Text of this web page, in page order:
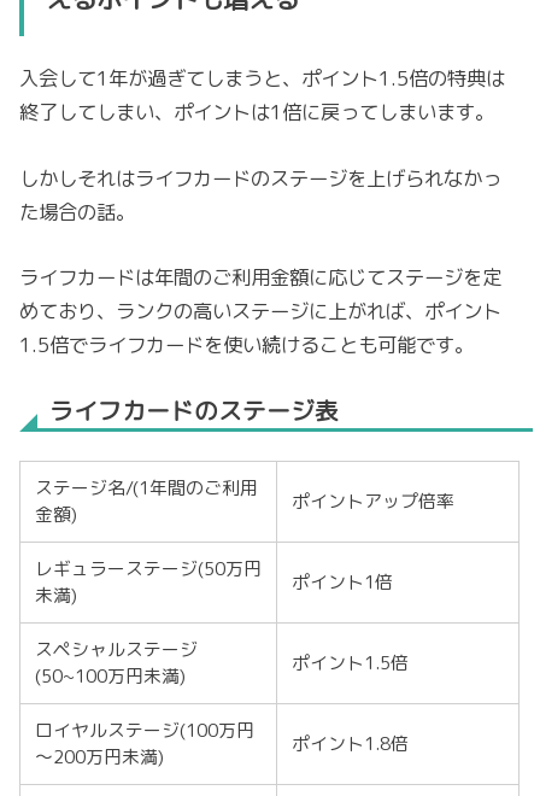
入会して1年が過ぎてしまうと、ポイント1.5倍の特典は
終了してしまい、ポイントは1倍に戻ってしまいます。
しかしそれはライフカードのステージを上げられなかっ
た場合の話。
ライフカードは年間のご利用金額に応じてステージを定
めており、ランクの高いステージに上がれば、ポイント
1.5倍でライフカードを使い続けることも可能です。
ライフカードのステージ表
ステージ名/(1年間のご利用
金額)
ポイントアップ倍率
レギュラーステージ(50万円
未満)
ポイント1倍
スペシャルステージ
(50~100万円未満)
ポイント1.5倍
ロイヤルステージ(100万円
～200万円未満)
ポイント1.8倍